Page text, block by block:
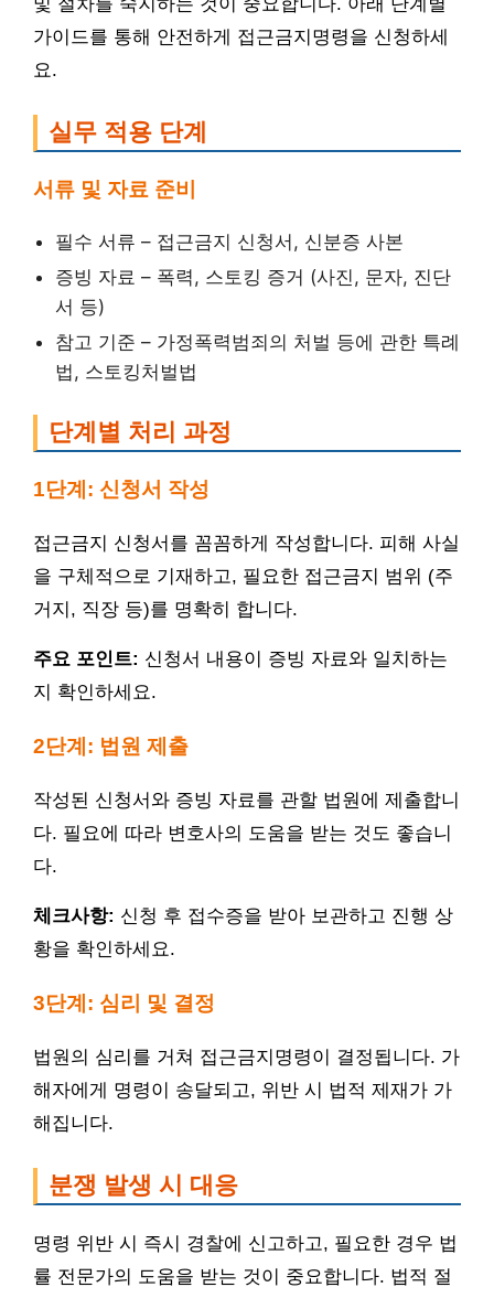
가이드를 통해 안전하게 접근금지명령을 신청하세
요.
실무 적용 단계
서류 및 자료 준비
필수 서류 – 접근금지 신청서, 신분증 사본
증빙 자료 – 폭력, 스토킹 증거 (사진, 문자, 진단
서 등)
참고 기준 – 가정폭력범죄의 처벌 등에 관한 특례
법, 스토킹처벌법
단계별 처리 과정
1단계: 신청서 작성
접근금지 신청서를 꼼꼼하게 작성합니다. 피해 사실
을 구체적으로 기재하고, 필요한 접근금지 범위 (주
거지, 직장 등)를 명확히 합니다.
주요 포인트: 신청서 내용이 증빙 자료와 일치하는
지 확인하세요.
2단계: 법원 제출
작성된 신청서와 증빙 자료를 관할 법원에 제출합니
다. 필요에 따라 변호사의 도움을 받는 것도 좋습니
다.
체크사항: 신청 후 접수증을 받아 보관하고 진행 상
황을 확인하세요.
3단계: 심리 및 결정
법원의 심리를 거쳐 접근금지명령이 결정됩니다. 가
해자에게 명령이 송달되고, 위반 시 법적 제재가 가
해집니다.
분쟁 발생 시 대응
명령 위반 시 즉시 경찰에 신고하고, 필요한 경우 법
률 전문가의 도움을 받는 것이 중요합니다. 법적 절